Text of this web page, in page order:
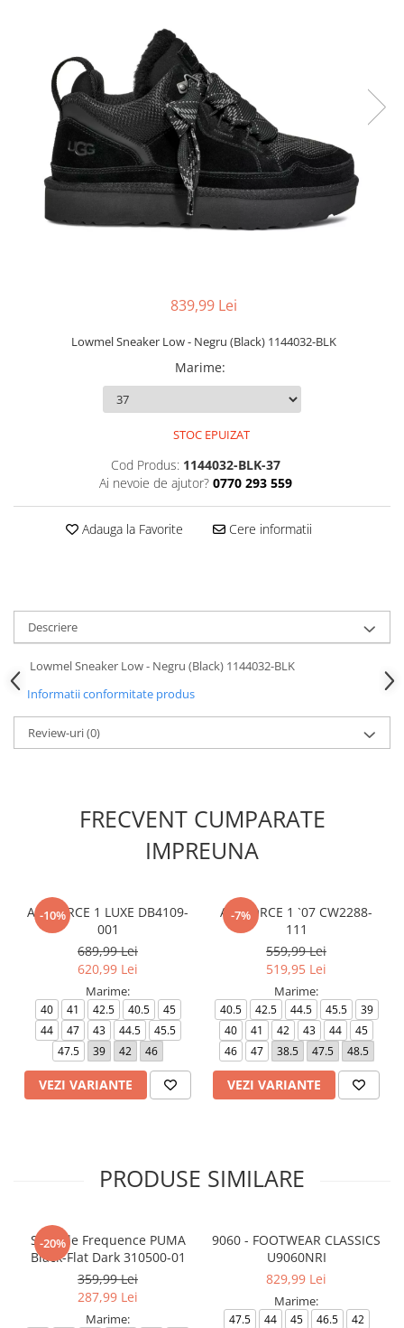
Slapi femei
839,99 Lei
Lowmel Sneaker Low - Negru (Black) 1144032-BLK
Marime:
STOC EPUIZAT
Cod Produs: 1144032-BLK-37
Ai nevoie de ajutor? 0770 293 559
Adauga la Favorite Cere informatii
Descriere
Lowmel Sneaker Low - Negru (Black) 1144032-BLK
Informatii conformitate produs
Review-uri(0)
FRECVENT CUMPARATE
IMPREUNA
-10%
AIR FORCE 1 LUXE DB4109-
001
689,99 Lei
620,99 Lei
Marime:
40 41 42.5 40.5
45
44
47 43 44.5
45.5
47.5
39 42 46
VEZI VARIANTE
-7%
AIR FORCE 1 `07 CW2288-
111
559,99 Lei
519,95 Lei
Marime:
40.5 42.5 44.5 45.5
39
40
41 42 43 44
45
46
47 38.5 47.5 48.5
VEZI VARIANTE
PRODUSE SIMILARE
-20%
Softride Frequence PUMA
Black-Flat Dark 310500-01
359,99 Lei
287,99 Lei
Marime:
9060 - FOOTWEAR CLASSICS
U9060NRI
829,99 Lei
Marime:
47.5 44 45 46.5
42